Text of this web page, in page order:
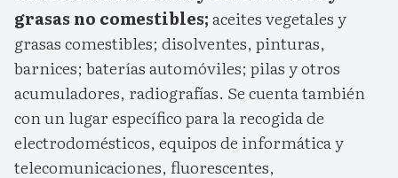
grasas no comestibles;aceites vegetales y
grasas comestibles; disolventes, pinturas,
barnices; baterías automóviles; pilas y otros
acumuladores, radiografías. Se cuenta también
con un lugar específico para la recogida de
electrodomésticos, equipos de informática y
telecomunicaciones, fluorescentes,